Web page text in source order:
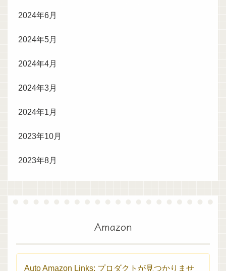
2024年6月
2024年5月
2024年4月
2024年3月
2024年1月
2023年10月
2023年8月
Amazon
Auto Amazon Links: プロダクトが見つかりませ